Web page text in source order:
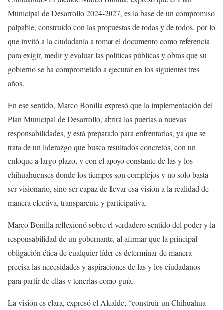
Municipal de Desarrollo 2024-2027, es la base de un compromiso
palpable, construido con las propuestas de todas y de todos, por lo
que invitó a la ciudadanía a tomar el documento como referencia
para exigir, medir y evaluar las políticas públicas y obras que su
gobierno se ha comprometido a ejecutar en los siguientes tres
años.
En ese sentido, Marco Bonilla expresó que la implementación del
Plan Municipal de Desarrollo, abrirá las puertas a nuevas
responsabilidades, y está preparado para enfrentarlas, ya que se
trata de un liderazgo que busca resultados concretos, con un
enfoque a largo plazo, y con el apoyo constante de las y los
chihuahuenses donde los tiempos son complejos y no solo basta
ser visionario, sino ser capaz de llevar esa visión a la realidad de
manera efectiva, transparente y participativa.
Marco Bonilla reflexionó sobre el verdadero sentido del poder y la
responsabilidad de un gobernante, al afirmar que la principal
obligación ética de cualquier líder es determinar de manera
precisa las necesidades y aspiraciones de las y los ciudadanos
para partir de ellas y tenerlas como guía.
La visión es clara, expresó el Alcalde, “construir un Chihuahua